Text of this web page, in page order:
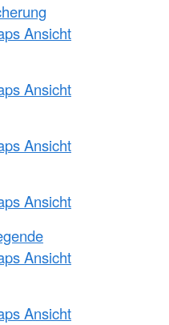
Ansicht
Ansicht
Ansicht
Ansicht
Ansicht
Ansicht